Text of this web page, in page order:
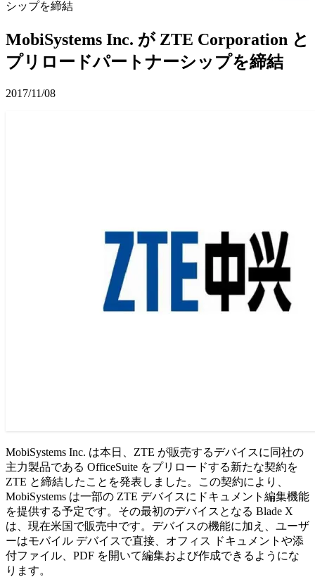
シップを締結
MobiSystems Inc. が ZTE Corporation と
プリロードパートナーシップを締結
2017/11/08
MobiSystems Inc. は本日、ZTE が販売するデバイスに同社の
主力製品である OfficeSuite をプリロードする新たな契約を
ZTE と締結したことを発表しました。この契約により、
MobiSystems は一部の ZTE デバイスにドキュメント編集機能
を提供する予定です。その最初のデバイスとなる Blade X
は、現在米国で販売中です。デバイスの機能に加え、ユーザ
ーはモバイル デバイスで直接、オフィス ドキュメントや添
付ファイル、PDF を開いて編集および作成できるようにな
ります。